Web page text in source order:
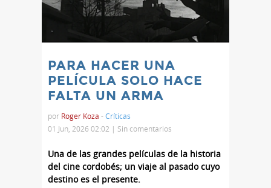
PARA HACER UNA
PELÍCULA SOLO HACE
FALTA UN ARMA
por Roger Koza -Críticas
01 Jun, 2026 02:02 | Sin comentarios
Una de las grandes películas de la historia
del cine cordobés; un viaje al pasado cuyo
destino es el presente.